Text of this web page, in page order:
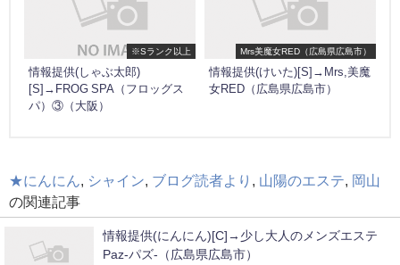
※Sランク以上
情報提供(しゃぶ太郎)
[S]→FROG SPA（フロッグス
パ）③（大阪）
Mrs美魔女RED（広島県広島市）
情報提供(けいた)[S]→Mrs,美魔
女RED（広島県広島市）
★にんにん, シャイン, ブログ読者より , 山陽のエステ, 岡山
の関連記事
情報提供(にんにん)[C]→少し大人のメンズエステ
Paz-パズ-（広島県広島市）